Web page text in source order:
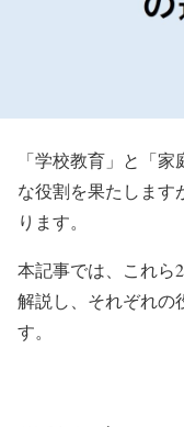
「学校教育」と「
な役割を果たします
ります。
本記事では、これら
解説し、それぞれの
す。